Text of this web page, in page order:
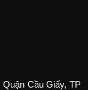
Cầu Giấy, TP